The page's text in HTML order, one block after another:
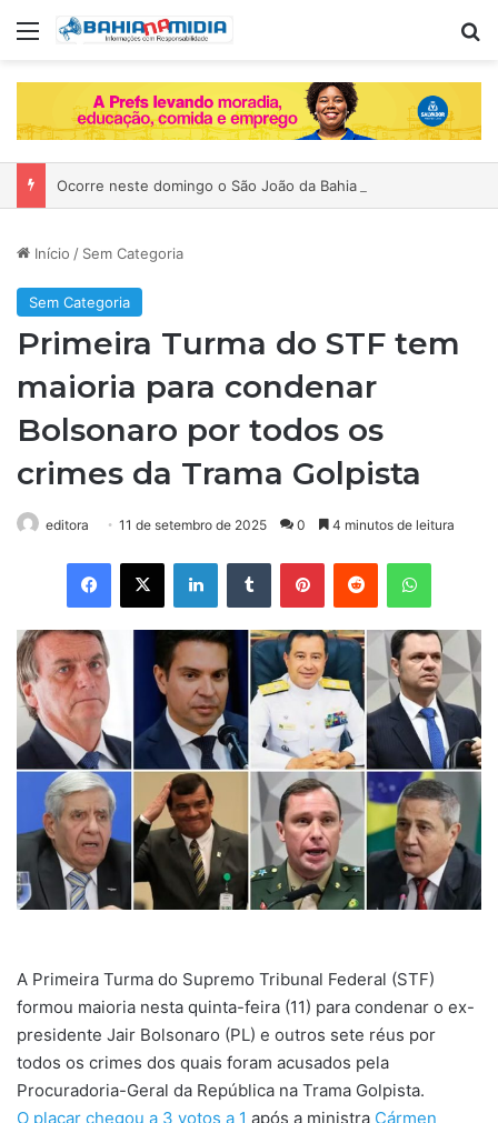
Menu
Início / Sem Categoria
Sem Categoria
Primeira Turma do STF tem
maioria para condenar
Bolsonaro por todos os
crimes da Trama Golpista
editora 11 de setembro de 2025 0 4 minutos de leitura
A Primeira Turma do Supremo Tribunal Federal (STF)
formou maioria nesta quinta-feira (11) para condenar o ex-
presidente Jair Bolsonaro (PL) e outros sete réus por
todos os crimes dos quais foram acusados pela
Procuradoria-Geral da República na Trama Golpista.
O placar chegou a 3 votos a 1 após a ministra Cármen